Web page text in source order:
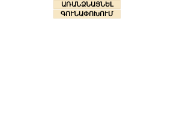
ԱՌԱՆՁՆԱՑՆԵԼ
ԳՈՒՆԱՓՈԽՈՒՄ